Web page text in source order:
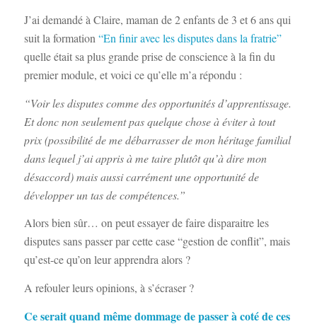
J’ai demandé à Claire, maman de 2 enfants de 3 et 6 ans qui
suit la formation“En finir avec les disputes dans la fratrie”
quelle était sa plus grande prise de conscience à la fin du
premier module, et voici ce qu’elle m’a répondu :
“Voir les disputes comme des opportunités d’apprentissage.
Et donc non seulement pas quelque chose à éviter à tout
prix (possibilité de me débarrasser de mon héritage familial
dans lequel j’ai appris à me taire plutôt qu’à dire mon
désaccord) mais aussi carrément une opportunité de
développer un tas de compétences.”
Alors bien sûr… on peut essayer de faire disparaitre les
disputes sans passer par cette case “gestion de conflit”, mais
qu’est-ce qu’on leur apprendra alors ?
A refouler leurs opinions, à s’écraser ?
Ce serait quand même dommage de passer à coté de ces